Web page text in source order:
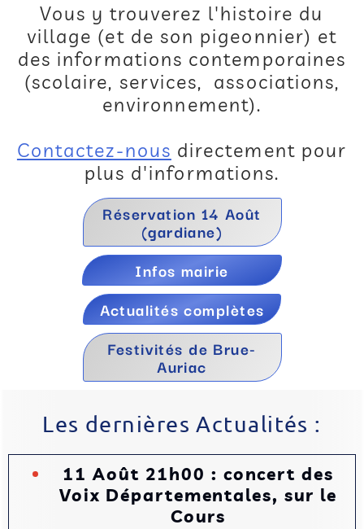
Vous y trouverez l'histoire du
village (et de son pigeonnier) et
des informations contemporaines
(scolaire, services, associations,
environnement).
Contactez-nous directement pour
plus d'informations.
Réservation 14 Août
(gardiane)
Infos mairie
Actualités complètes
Festivités de Brue-
Auriac
Les dernières Actualités :
11 Août 21h00 : concert des
Voix Départementales, sur le
Cours